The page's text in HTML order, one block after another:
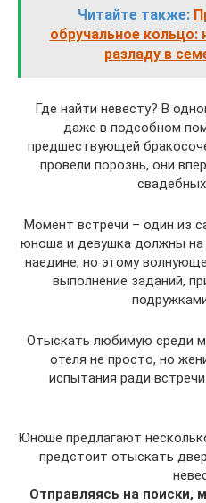
Читайте также:
обручальное кольцо:
разладу в
Где найти невесту? В
даже в подсобном
предшествующей
провели порознь, они
Момент встречи – один из
юноша и девушка должны на
наедине, но этому
выполнение заданий,
Отыскать любимую среди
отеля не просто, но
испытания ради
Юноше предлагают
предстоит отыскать
Отправляясь на поиски,